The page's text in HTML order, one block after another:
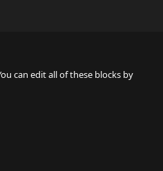
can edit all of these blocks by